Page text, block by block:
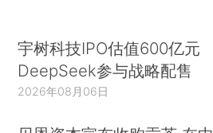
宇树科技IPO估值600亿元
DeepSeek参与战略配售
2026年08月06日